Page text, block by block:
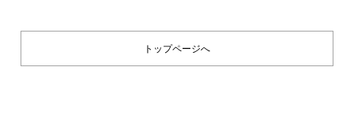
トップページへ